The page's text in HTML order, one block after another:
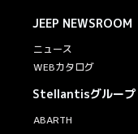
JEEP NEWSROOM
ニュース
WEBカタログ
Stellantisグループ
ABARTH